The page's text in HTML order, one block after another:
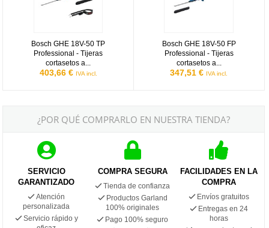
Bosch GHE 18V-50 TP
Professional - Tijeras
cortasetos a...
403,66 € IVA incl.
Bosch GHE 18V-50 FP
Professional - Tijeras
cortasetos a...
347,51 € IVA incl.
¿POR QUÉ COMPRARLO EN NUESTRA TIENDA?
SERVICIO
GARANTIZADO
Atención
personalizada
Servicio rápido y
COMPRA SEGURA
Tienda de confianza
Productos Garland
100% originales
Pago 100% seguro
FACILIDADES EN LA
COMPRA
Envíos gratuitos
Entregas en 24
horas